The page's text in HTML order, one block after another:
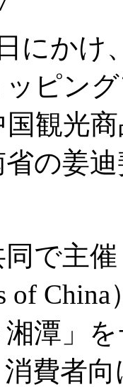
にかけ
ピン
国観光
の姜
で主
of
潭」
費者